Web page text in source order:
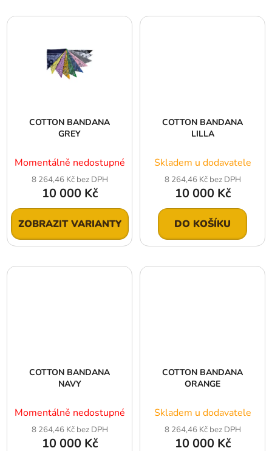
COTTON BANDANA
GREY
Momentálně nedostupné
8 264,46 Kč bez DPH
10 000 Kč
ZOBRAZIT VARIANTY
COTTON BANDANA
LILLA
Skladem u dodavatele
8 264,46 Kč bez DPH
10 000 Kč
DO KOŠÍKU
COTTON BANDANA
NAVY
Momentálně nedostupné
8 264,46 Kč bez DPH
10 000 Kč
COTTON BANDANA
ORANGE
Skladem u dodavatele
8 264,46 Kč bez DPH
10 000 Kč